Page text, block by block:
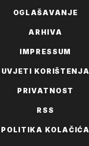
OGLAŠAVANJE
ARHIVA
IMPRESSUM
UVJETI KORIŠTENJA
PRIVATNOST
RSS
POLITIKA KOLAČIĆA